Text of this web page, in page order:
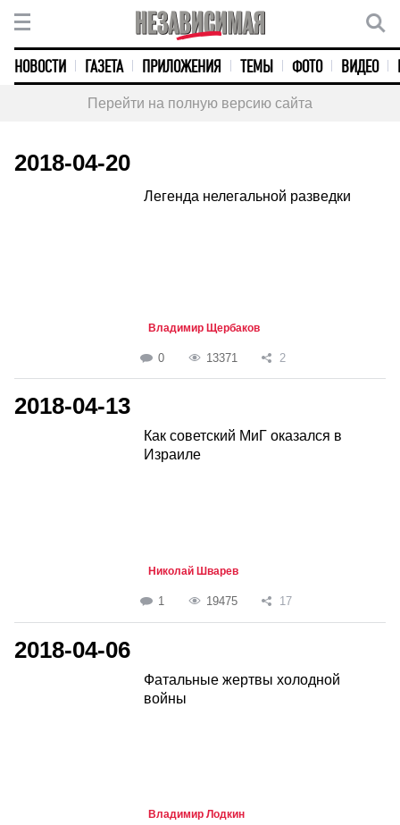
НОВОСТИ ГАЗЕТА ПРИЛОЖЕНИЯ ТЕМЫ ФОТО ВИДЕО
Перейти на полную версию сайта
2018-04-20
Легенда нелегальной разведки
Владимир Щербаков
0 13371 2
2018-04-13
Как советский МиГ оказался в
Израиле
Николай Шварев
1 19475 17
2018-04-06
Фатальные жертвы холодной
войны
Владимир Лодкин